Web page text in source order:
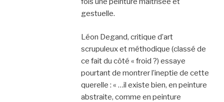
gestuelle.
Léon Degand, critique d’art
scrupuleux et méthodique (classé de
ce fait du côté « froid ?) essaye
pourtant de montrer l’ineptie de cette
querelle : « …il existe bien, en peinture
abstraite, comme en peinture